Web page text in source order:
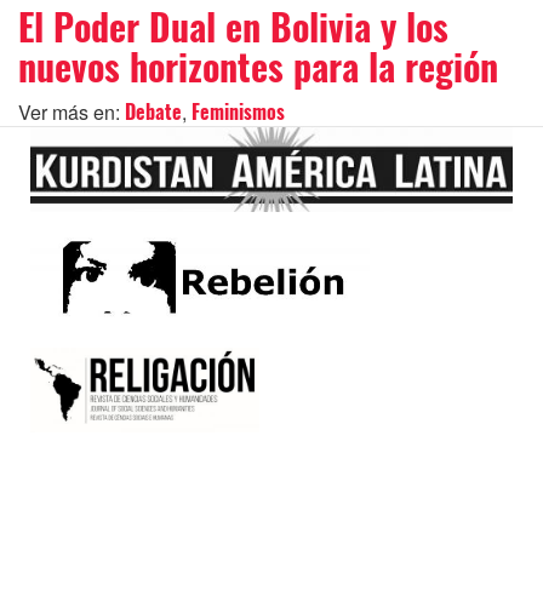
El Poder Dual en Bolivia y los
nuevos horizontes para la región
Ver más en: Debate, Feminismos